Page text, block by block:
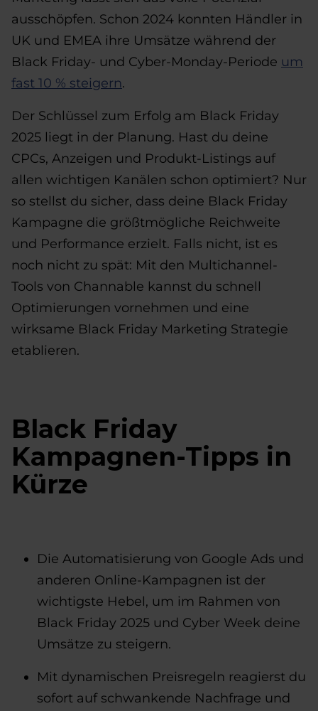
ausschöpfen. Schon 2024 konnten Händler in
UK und EMEA ihre Umsätze während der
Black Friday- und Cyber-Monday-Periode um
fast 10 % steigern.
Der Schlüssel zum Erfolg am Black Friday
2025 liegt in der Planung. Hast du deine
CPCs, Anzeigen und Produkt-Listings auf
allen wichtigen Kanälen schon optimiert? Nur
so stellst du sicher, dass deine Black Friday
Kampagne die größtmögliche Reichweite
und Performance erzielt. Falls nicht, ist es
noch nicht zu spät: Mit den Multichannel-
Tools von Channable kannst du schnell
Optimierungen vornehmen und eine
wirksame Black Friday Marketing Strategie
etablieren.
Black Friday
Kampagnen-Tipps in
Kürze
Die Automatisierung von Google Ads und
anderen Online-Kampagnen ist der
wichtigste Hebel, um im Rahmen von
Black Friday 2025 und Cyber Week deine
Umsätze zu steigern.
Mit dynamischen Preisregeln reagierst du
sofort auf schwankende Nachfrage und